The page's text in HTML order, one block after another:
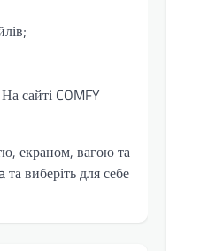
сайті COMFY
екраном, вагою та
виберіть для себе